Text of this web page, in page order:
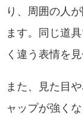
り、周囲の人
ます。同じ道
く違う表情を
また、見た目
ャップが強く